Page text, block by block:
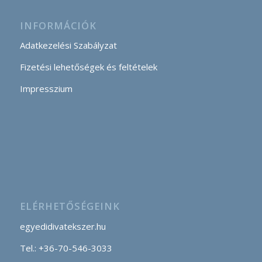
INFORMÁCIÓK
Adatkezelési Szabályzat
Fizetési lehetőségek és feltételek
Impresszium
ELÉRHETŐSÉGEINK
egyedidivatekszer.hu
Tel.: +36-70-546-3033